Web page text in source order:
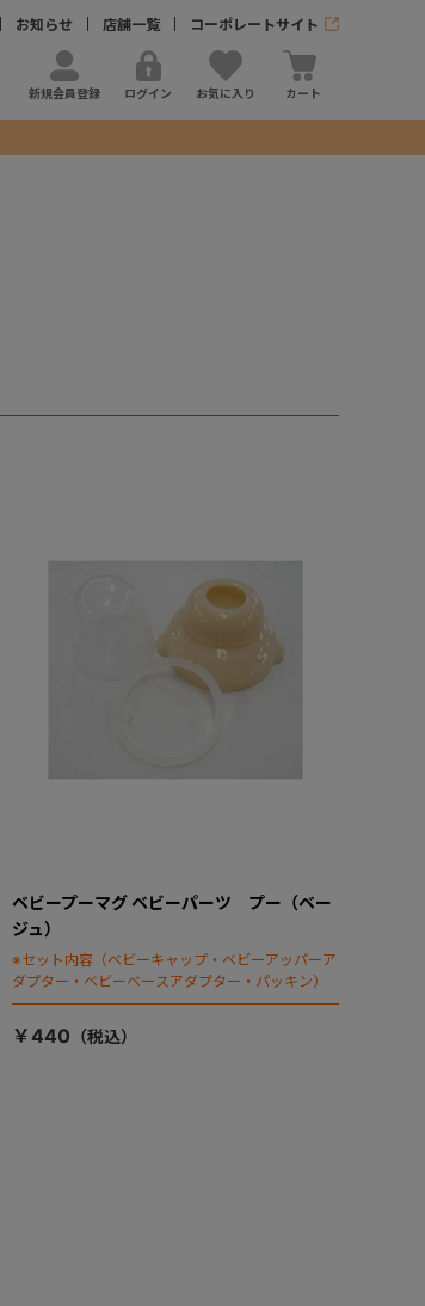
お知らせ 店舗一覧 コーポレートサイト
新規会員登録 ログイン お気に入り カート
ベビープーマグ ベビーパーツ プー（ベー
ジュ）
※セット内容（ベビーキャップ・ベビーアッパーア
ダプター・ベビーベースアダプター・パッキン）
￥440